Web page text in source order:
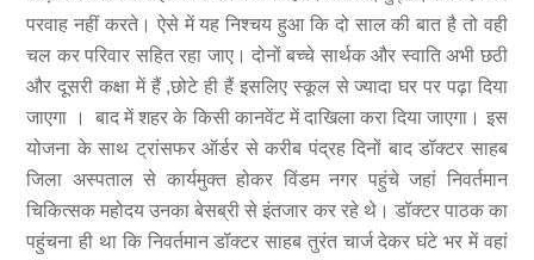
परवाह नहीं करते। ऐसे में यह निश्चय हुआ कि दो साल की बात है तो वही
चल कर परिवार सहित रहा जाए। दोनों बच्चे सार्थक और स्वाति अभी छठी
और दूसरी कक्षा में हैं ,छोटे ही हैं इसलिए स्कूल से ज्यादा घर पर पढ़ा दिया
जाएगा । बाद में शहर के किसी कानवेंट में दाखिला करा दिया जाएगा। इस
योजना के साथ ट्रांसफर ऑर्डर से करीब पंद्रह दिनों बाद डॉक्टर साहब
जिला अस्पताल से कार्यमुक्त होकर विंडम नगर पहुंचे जहां निवर्तमान
चिकित्सक महोदय उनका बेसब्री से इंतजार कर रहे थे। डॉक्टर पाठक का
पहुंचना ही था कि निवर्तमान डॉक्टर साहब तुरंत चार्ज देकर घंटे भर में वहां